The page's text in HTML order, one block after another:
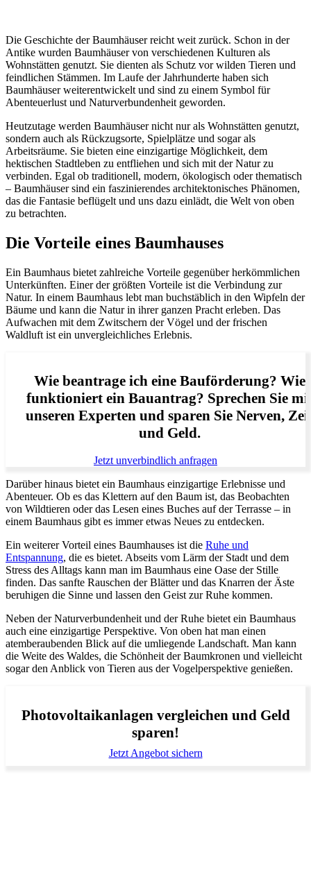
Die Geschichte der Baumhäuser reicht weit zurück. Schon in der
Antike wurden Baumhäuser von verschiedenen Kulturen als
Wohnstätten genutzt. Sie dienten als Schutz vor wilden Tieren und
feindlichen Stämmen. Im Laufe der Jahrhunderte haben sich
Baumhäuser weiterentwickelt und sind zu einem Symbol für
Abenteuerlust und Naturverbundenheit geworden.
Heutzutage werden Baumhäuser nicht nur als Wohnstätten genutzt,
sondern auch als Rückzugsorte, Spielplätze und sogar als
Arbeitsräume. Sie bieten eine einzigartige Möglichkeit, dem
hektischen Stadtleben zu entfliehen und sich mit der Natur zu
verbinden. Egal ob traditionell, modern, ökologisch oder thematisch
– Baumhäuser sind ein faszinierendes architektonisches Phänomen,
das die Fantasie beflügelt und uns dazu einlädt, die Welt von oben
zu betrachten.
Die Vorteile eines Baumhauses
Ein Baumhaus bietet zahlreiche Vorteile gegenüber herkömmlichen
Unterkünften. Einer der größten Vorteile ist die Verbindung zur
Natur. In einem Baumhaus lebt man buchstäblich in den Wipfeln der
Bäume und kann die Natur in ihrer ganzen Pracht erleben. Das
Aufwachen mit dem Zwitschern der Vögel und der frischen
Waldluft ist ein unvergleichliches Erlebnis.
Wie beantrage ich eine Bauförderung? Wie
funktioniert ein Bauantrag? Sprechen Sie
unseren Experten und sparen Sie Nerven,
und Geld.
Jetzt unverbindlich anfragen
Darüber hinaus bietet ein Baumhaus einzigartige Erlebnisse und
Abenteuer. Ob es das Klettern auf den Baum ist, das Beobachten
von Wildtieren oder das Lesen eines Buches auf der Terrasse – in
einem Baumhaus gibt es immer etwas Neues zu entdecken.
Ein weiterer Vorteil eines Baumhauses ist die Ruhe und
Entspannung, die es bietet. Abseits vom Lärm der Stadt und dem
Stress des Alltags kann man im Baumhaus eine Oase der Stille
finden. Das sanfte Rauschen der Blätter und das Knarren der Äste
beruhigen die Sinne und lassen den Geist zur Ruhe kommen.
Neben der Naturverbundenheit und der Ruhe bietet ein Baumhaus
auch eine einzigartige Perspektive. Von oben hat man einen
atemberaubenden Blick auf die umliegende Landschaft. Man kann
die Weite des Waldes, die Schönheit der Baumkronen und vielleicht
sogar den Anblick von Tieren aus der Vogelperspektive genießen.
Photovoltaikanlagen vergleichen und Geld
sparen!
Jetzt Angebot sichern